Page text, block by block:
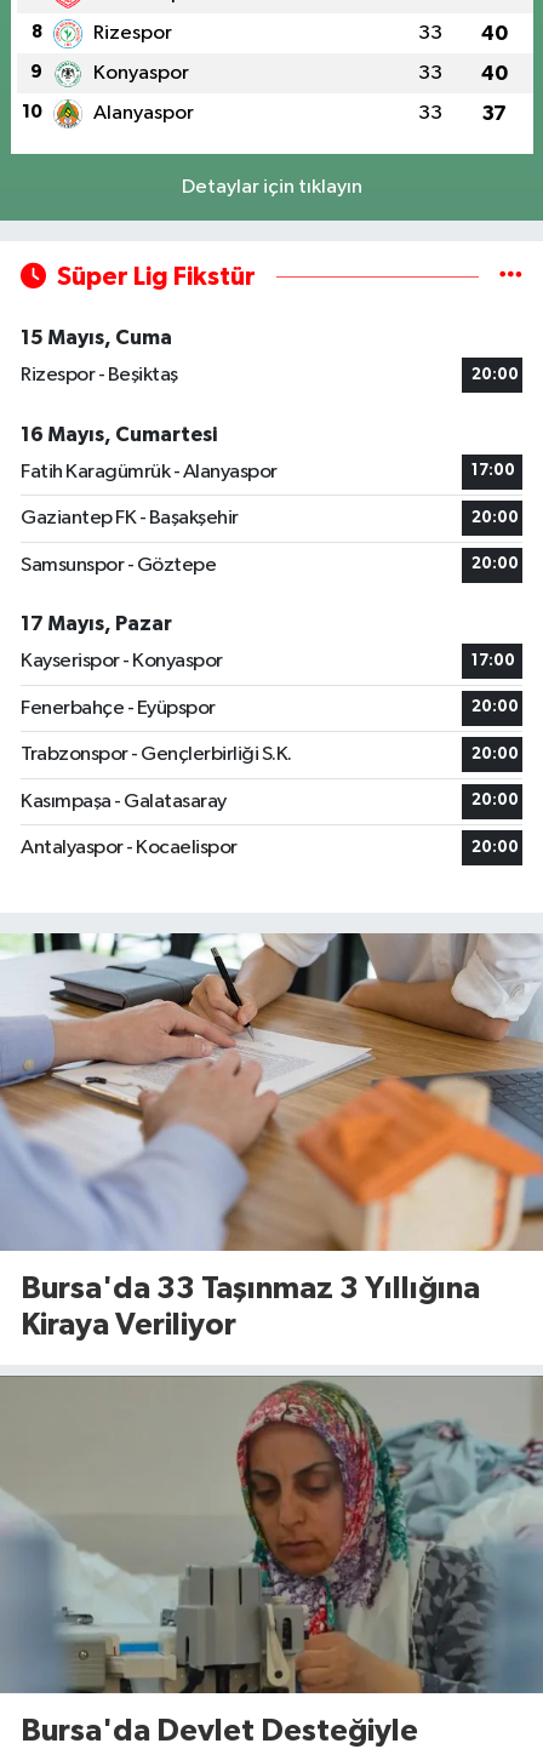
8 Rizespor 33 40
9 Konyaspor 33 40
10 Alanyaspor 33 37
Detaylar için tıklayın
Süper Lig Fikstür
15 Mayıs, Cuma
Rizespor - Beşiktaş
20:00
16 Mayıs, Cumartesi
Fatih Karagümrük - Alanyaspor
17:00
Gaziantep FK - Başakşehir 20:00
Samsunspor - Göztepe 20:00
17 Mayıs, Pazar
Kayserispor - Konyaspor
17:00
Fenerbahçe - Eyüpspor 20:00
Trabzonspor - Gençlerbirliği S.K. 20:00
Kasımpaşa - Galatasaray 20:00
Antalyaspor - Kocaelispor 20:00
Bursa'da 33 Taşınmaz 3 Yıllığına
Kiraya Veriliyor
Bursa'da Devlet Desteğiyle